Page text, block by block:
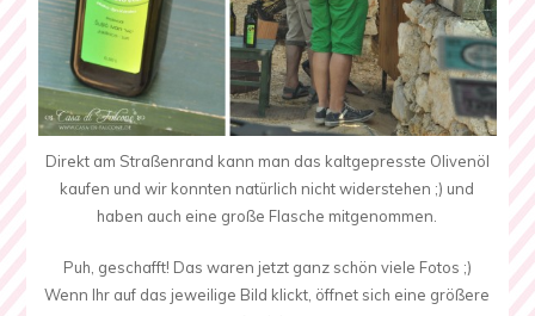
Direkt am Straßenrand kann man das kaltgepresste Olivenöl
kaufen und wir konnten natürlich nicht widerstehen ;) und
haben auch eine große Flasche mitgenommen.
Puh, geschafft! Das waren jetzt ganz schön viele Fotos ;)
Wenn Ihr auf das jeweilige Bild klickt, öffnet sich eine größere